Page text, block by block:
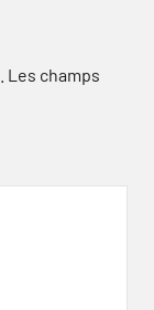
Les champs